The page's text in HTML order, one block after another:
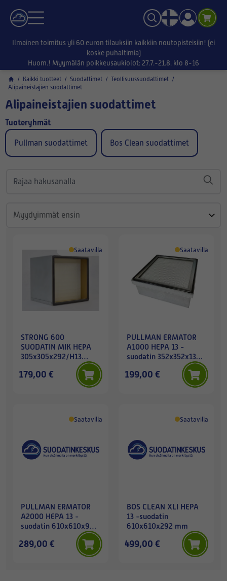
Ilmainen toimitus yli 60 euron tilauksiin kaikkiin noutopisteisiin! (ei
koske puhaltimia)
Huom.! Myymälän poikkeusaukiolot: 27.7.-21.8. klo 8-16
/ Kaikki tuotteet / Suodattimet / Teollisuussuodattimet /
Alipaineistajien suodattimet
Alipaineistajien suodattimet
Tuoteryhmät
Pullman suodattimet Bos Clean suodattimet
Saatavilla
STRONG 600
SUODATIN MIK HEPA
305x305x292/H13
179,00 €
Saatavilla
PULLMAN ERMATOR
A1000 HEPA 13 -
suodatin 352x352x135
199,00 €
Saatavilla
PULLMAN ERMATOR
A2000 HEPA 13 -
suodatin 610x610x90
289,00 €
Saatavilla
BOS CLEAN XLI HEPA
13 -suodatin
610x610x292 mm
499,00 €